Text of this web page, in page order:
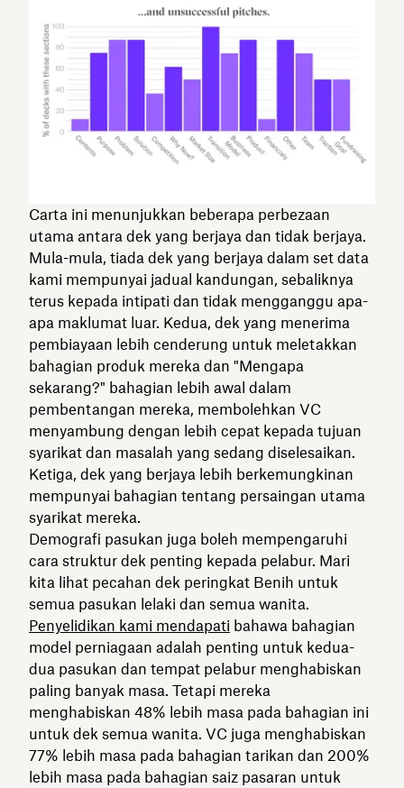
Carta ini menunjukkan beberapa perbezaan
utama antara dek yang berjaya dan tidak berjaya.
Mula-mula, tiada dek yang berjaya dalam set data
kami mempunyai jadual kandungan, sebaliknya
terus kepada intipati dan tidak mengganggu apa-
apa maklumat luar. Kedua, dek yang menerima
pembiayaan lebih cenderung untuk meletakkan
bahagian produk mereka dan "Mengapa
sekarang?" bahagian lebih awal dalam
pembentangan mereka, membolehkan VC
menyambung dengan lebih cepat kepada tujuan
syarikat dan masalah yang sedang diselesaikan.
Ketiga, dek yang berjaya lebih berkemungkinan
mempunyai bahagian tentang persaingan utama
syarikat mereka.
Demografi pasukan juga boleh mempengaruhi
cara struktur dek penting kepada pelabur. Mari
kita lihat pecahan dek peringkat Benih untuk
semua pasukan lelaki dan semua wanita.
Penyelidikan kami mendapati bahawa bahagian
model perniagaan adalah penting untuk kedua-
dua pasukan dan tempat pelabur menghabiskan
paling banyak masa. Tetapi mereka
menghabiskan 48% lebih masa pada bahagian ini
untuk dek semua wanita. VC juga menghabiskan
77% lebih masa pada bahagian tarikan dan 200%
lebih masa pada bahagian saiz pasaran untuk